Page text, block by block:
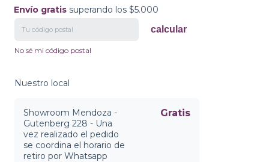
Envío gratissuperando los$5.000
Envío gratis superando los $5.000
calcular
No sé mi código postal
Nuestro local
Showroom Mendoza -
Gutenberg 228 - Una
vez realizado el pedido
se coordina el horario de
retiro por Whatsapp
Gratis